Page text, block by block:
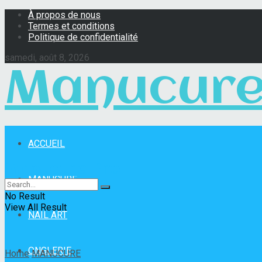
À propos de nous
Termes et conditions
Politique de confidentialité
samedi, août 8, 2026
ACCUEIL
MANUCURE
NAIL ART
ONGLERIE
No Result
View All Result
Home MANUCURE